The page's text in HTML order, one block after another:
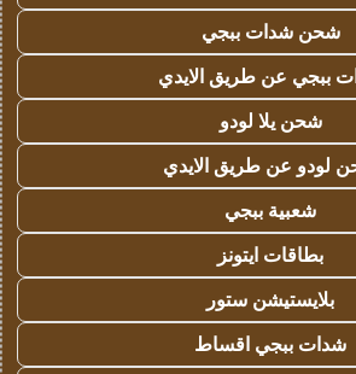
شحن شدات ببجي
ببجي عن طريق الايدي
شحن يلا لودو
لودو عن طريق الايدي
شعبية ببجي
بطاقات ايتونز
بلايستيشن ستور
شدات ببجي اقساط